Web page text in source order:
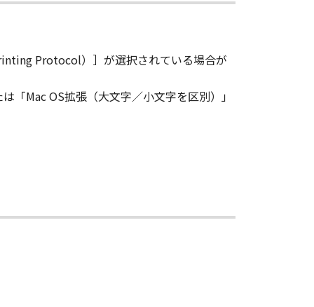
の他リバースエンジニアリング等
し、除去しもしくは削除してはな
ーに帰属します。
」の全部または一部を、直接また
Protocol）］が選択されている場合が
「Mac OS拡張（大文字／小文字を区別）」